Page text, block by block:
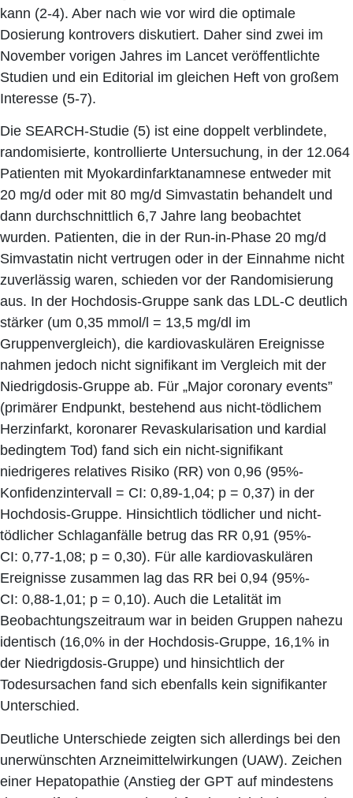
kann (2-4). Aber nach wie vor wird die optimale
Dosierung kontrovers diskutiert. Daher sind zwei im
November vorigen Jahres im Lancet veröffentlichte
Studien und ein Editorial im gleichen Heft von großem
Interesse (5-7).
Die SEARCH-Studie (5) ist eine doppelt verblindete,
randomisierte, kontrollierte Untersuchung, in der 12.064
Patienten mit Myokardinfarktanamnese entweder mit
20 mg/d oder mit 80 mg/d Simvastatin behandelt und
dann durchschnittlich 6,7 Jahre lang beobachtet
wurden. Patienten, die in der Run-in-Phase 20 mg/d
Simvastatin nicht vertrugen oder in der Einnahme nicht
zuverlässig waren, schieden vor der Randomisierung
aus. In der Hochdosis-Gruppe sank das LDL-C deutlich
stärker (um 0,35 mmol/l = 13,5 mg/dl im
Gruppenvergleich), die kardiovaskulären Ereignisse
nahmen jedoch nicht signifikant im Vergleich mit der
Niedrigdosis-Gruppe ab. Für „Major coronary events”
(primärer Endpunkt, bestehend aus nicht-tödlichem
Herzinfarkt, koronarer Revaskularisation und kardial
bedingtem Tod) fand sich ein nicht-signifikant
niedrigeres relatives Risiko (RR) von 0,96 (95%-
Konfidenzintervall = CI: 0,89-1,04; p = 0,37) in der
Hochdosis-Gruppe. Hinsichtlich tödlicher und nicht-
tödlicher Schlaganfälle betrug das RR 0,91 (95%-
CI: 0,77-1,08; p = 0,30). Für alle kardiovaskulären
Ereignisse zusammen lag das RR bei 0,94 (95%-
CI: 0,88-1,01; p = 0,10). Auch die Letalität im
Beobachtungszeitraum war in beiden Gruppen nahezu
identisch (16,0% in der Hochdosis-Gruppe, 16,1% in
der Niedrigdosis-Gruppe) und hinsichtlich der
Todesursachen fand sich ebenfalls kein signifikanter
Unterschied.
Deutliche Unterschiede zeigten sich allerdings bei den
unerwünschten Arzneimittelwirkungen (UAW). Zeichen
einer Hepatopathie (Anstieg der GPT auf mindestens